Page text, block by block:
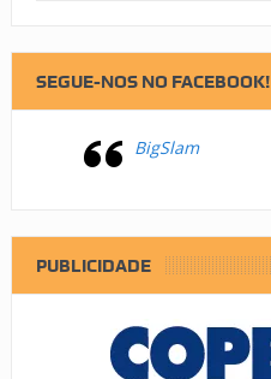
SEGUE-NOS NO FACEBOOK!
BigSlam
PUBLICIDADE